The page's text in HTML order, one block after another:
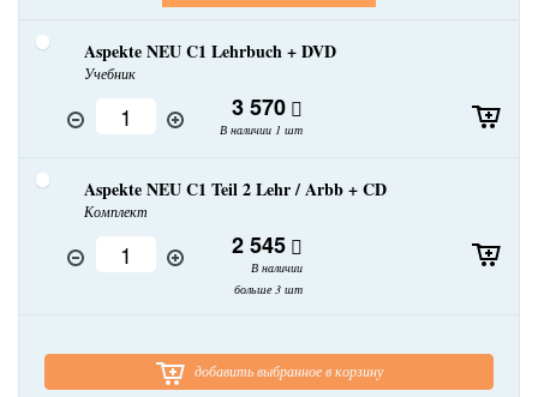
Aspekte NEU C1 Lehrbuch + DVD
Учебник
3 570
В наличии 1 шт
Aspekte NEU C1 Teil 2 Lehr / Arbb + CD
Комплект
2 545
В наличии
больше 3 шт
добавить выбранное в корзину